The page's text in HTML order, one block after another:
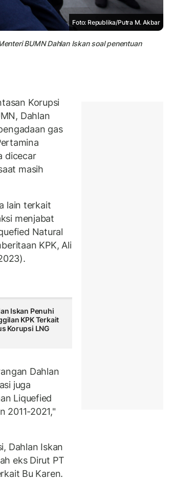
Foto: Republika/Putra M. Akbar
BUMN Dahlan Iskan soal penentuan
Korupsi
Dahlan
gas
dicecar
masih
lain terkait
menjabat
Natural
KPK, Ali
Iskan Penuhi
KPK Terkait
Korupsi LNG
Dahlan
juga
Liquefied
2011-2021,"
Dahlan Iskan
eks Dirut PT
Bu Karen.